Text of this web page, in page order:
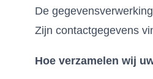
De
Zijn contactgegevens
Hoe verzamelen wij